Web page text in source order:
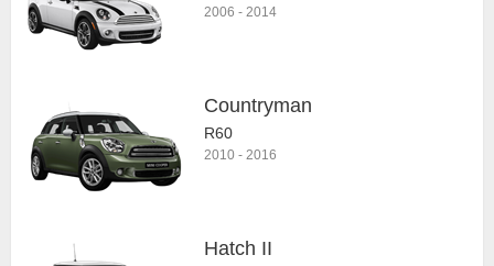
2006 - 2014
Countryman
R60
2010 - 2016
Hatch II